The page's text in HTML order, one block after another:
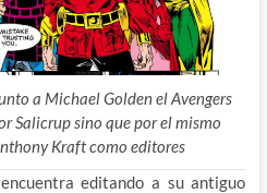
a Michael Golden el Avengers
Salicrup sino que por el mismo
Kraft como editores
editando a su antiguo